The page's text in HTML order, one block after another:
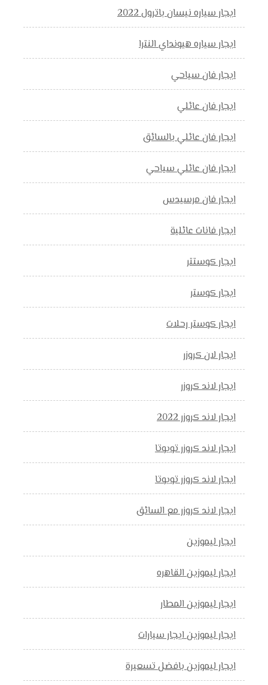
ايجار سياره نيسان باترول 2022
ايجار سياره هيونداي النترا
ايجار فان سياحي
ايجار فان عائلي
ايجار فان عائلي بالسائق
ايجار فان عائلي سياحي
ايجار فان مرسيدس
ايجار فانات عائلية
ايجار كوستتر
ايجار كوستر
ايجار كوستر رحلات
ايجار لان كروزر
ايجار لاند كروزر
ايجار لاند كروزر 2022
ايجار لاند كروزر تويوتا
ايجار لاند كروزر تويوتا
ايجار لاند كروزر مع السائق
ايجار ليموزين
ايجار ليموزين القاهره
ايجار ليموزين المطار
ايجار ليموزين ايجار سيارات
ايجار ليموزين بافضل تسعيرة